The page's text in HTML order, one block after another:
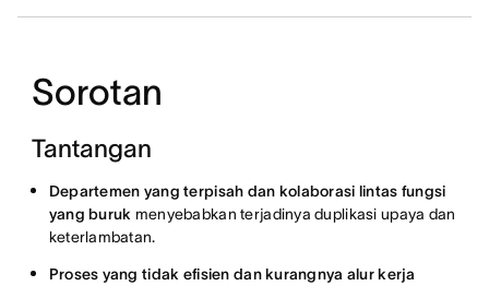
Sorotan
Tantangan
Departemen yang terpisah dan kolaborasi lintas fungsi
yang buruk menyebabkan terjadinya duplikasi upaya dan
keterlambatan.
Proses yang tidak efisien dan kurangnya alur kerja